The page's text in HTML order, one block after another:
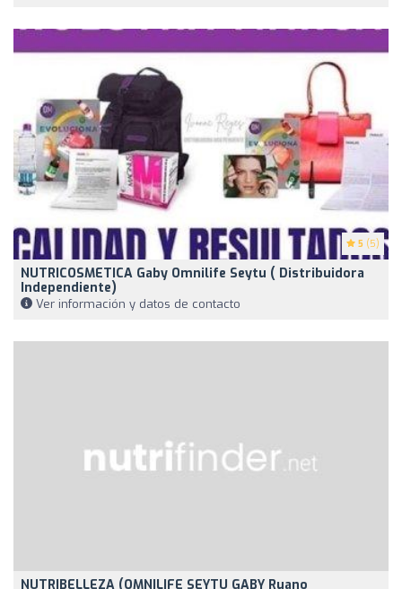
5 (5)
NUTRICOSMETICA Gaby Omnilife Seytu ( Distribuidora
Independiente)
Ver información y datos de contacto
NUTRIBELLEZA (OMNILIFE SEYTU GABY Ruano